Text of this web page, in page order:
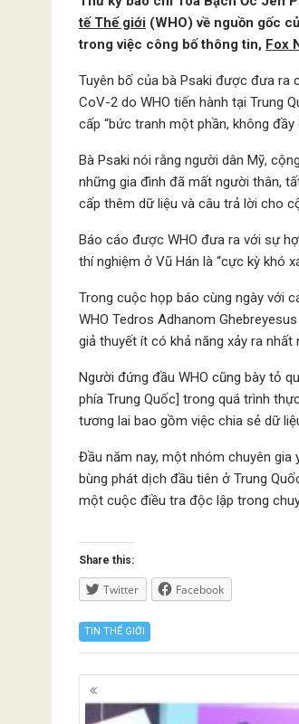
tế Thế giới (WHO) về nguồn gốc
trong việc công bố thông tin, Fox
Tuyên bố của bà Psaki được đưa ra
CoV-2 do WHO tiến hành tại Trung
cấp “bức tranh một phần, không
Bà Psaki nói rằng người dân Mỹ,
những gia đình đã mất người thân,
cấp thêm dữ liệu và câu trả lời cho
Báo cáo được WHO đưa ra với sự
thí nghiệm ở Vũ Hán là “cực kỳ khó
Trong cuộc họp báo cùng ngày với
WHO Tedros Adhanom
giả thuyết ít có khả năng xảy ra nhất
Người đứng đầu WHO cũng bày tỏ
phía Trung Quốc] trong quá trình
tương lai bao gồm việc chia sẻ dữ
Đầu năm nay, một nhóm chuyên gia
bùng phát dịch đầu tiên ở Trung
một cuộc điều tra độc lập trong
Share this:
Twitter Facebook
TIN THẾ GIỚI
Posts
navigation